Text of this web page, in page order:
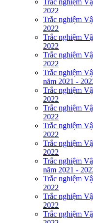
2022
Trắc nghiệm
2022
Trắc nghiệm
2022
Trắc nghiệm
2022
Trắc nghiệm
năm 2021 -
Trắc nghiệm
2022
Trắc nghiệm
2022
Trắc nghiệm
2022
Trắc nghiệm
2022
Trắc nghiệm
năm 2021 -
Trắc nghiệm
2022
Trắc nghiệm
2022
Trắc nghiệm